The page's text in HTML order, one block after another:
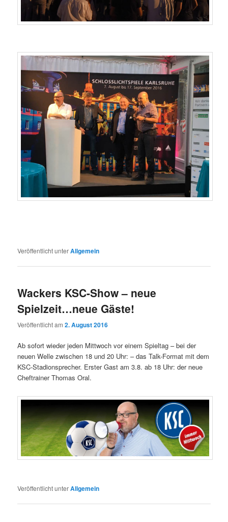
Veröffentlicht unterAllgemein
Wackers KSC-Show – neue
Spielzeit…neue Gäste!
Veröffentlicht am2. August 2016
Ab sofort wieder jeden Mittwoch vor einem Spieltag – bei der
neuen Welle zwischen 18 und 20 Uhr: – das Talk-Format mit dem
KSC-Stadionsprecher. Erster Gast am 3.8. ab 18 Uhr: der neue
Cheftrainer Thomas Oral.
Veröffentlicht unterAllgemein